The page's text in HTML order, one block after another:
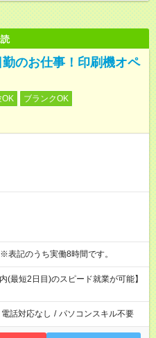
のお仕事！印刷機オペ
OK
ブランクOK
7:00～16:00 19:00～4:00 ※表記のうち実働8時間です。
(最短2日目)のスピード就業が可能】
電話対応なし / パソコンスキル不要